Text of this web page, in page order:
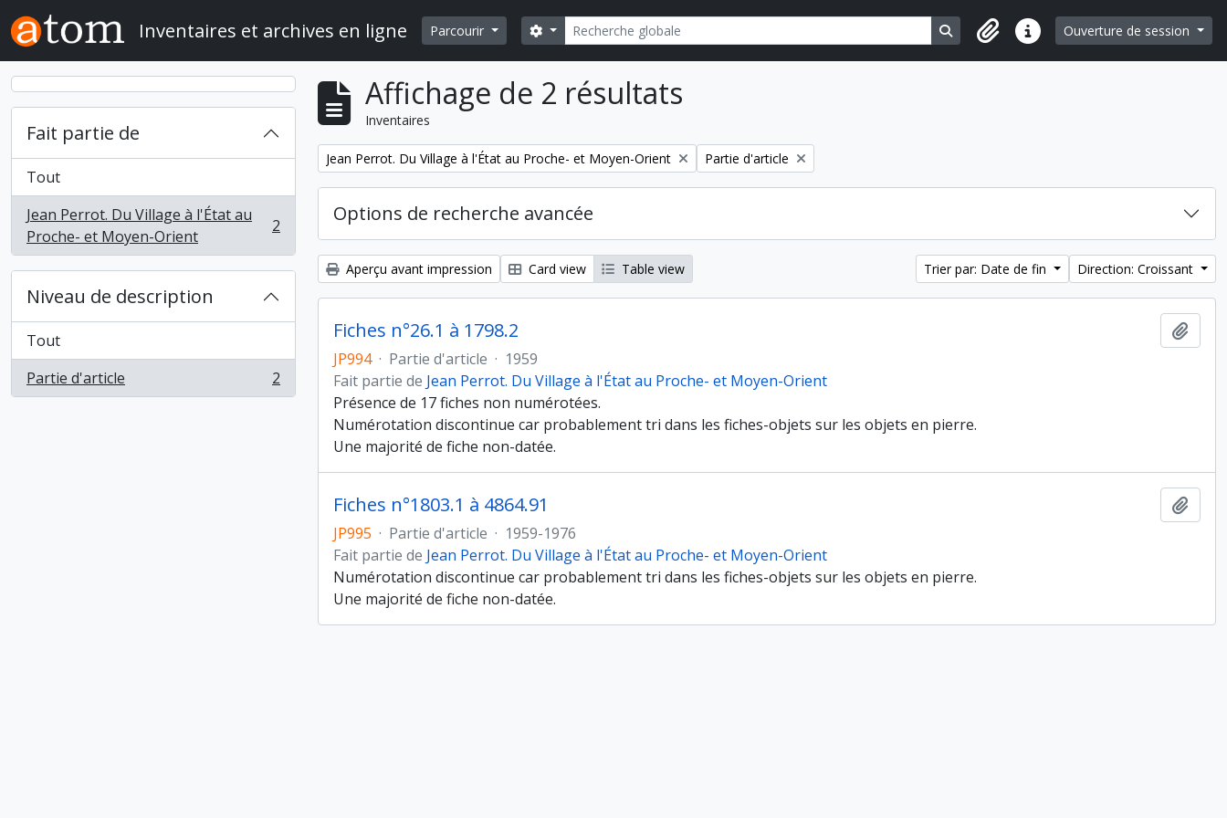
Skip to main content
Inventaires et archives en ligne Parcourir Rechercher
Search options Search in browse page
Liens rapidesOuverture de session
Fait partie de
Tout
Jean Perrot. Du Village à l'État au
Proche- et Moyen-Orient
, 2 résultats 2
Niveau de description
Tout
Partie d'article
, 2 résultats 2
Affichage de 2 résultats
Inventaires
Remove filter:
Jean Perrot. Du Village à l'État au Proche- et Moyen-Orient Remove filter:
Partie d'article
Options de recherche avancée
Aperçu avant impression Card view Table view Trier par: Date de fin Direction: Croissant
Fiches n°26.1 à 1798.2
JP994 · Partie d'article · 1959
Fait partie de Jean Perrot. Du Village à l'État au Proche- et Moyen-Orient
Présence de 17 fiches non numérotées.
Numérotation discontinue car probablement tri dans les fiches-objets sur les objets en pierre.
Une majorité de fiche non-datée.
Fiches n°1803.1 à 4864.91
JP995 · Partie d'article · 1959-1976
Fait partie de Jean Perrot. Du Village à l'État au Proche- et Moyen-Orient
Numérotation discontinue car probablement tri dans les fiches-objets sur les objets en pierre.
Une majorité de fiche non-datée.